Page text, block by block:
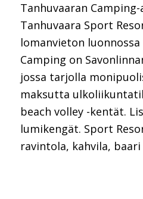
Tanhuvaaran
Tanhuvaara Sport
lomanvieton
Camping on
jossa tarjolla
maksutta
beach volley -kentät.
lumikengät. Sport
ravintola, kahvila,